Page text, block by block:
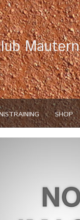
Mautern
SHOP